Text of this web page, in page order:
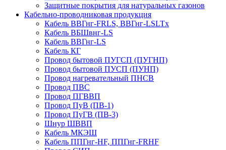
Защитные покрытия для натуральных газонов
Кабельно-проводниковая продукция
Кабель ВВГнг-FRLS, ВВГнг-LSLTx
Кабель ВБШвнг-LS
Кабель ВВГнг-LS
Кабель КГ
Провод бытовой ПУГСП (ПУГНП)
Провод бытовой ПУСП (ПУНП)
Провод нагревательный ПНСВ
Провод ПВС
Провод ПГВВП
Провод ПуВ (ПВ-1)
Провод ПуГВ (ПВ-3)
Шнур ШВВП
Кабель МКЭШ
Кабель ППГнг-HF, ППГнг-FRHF